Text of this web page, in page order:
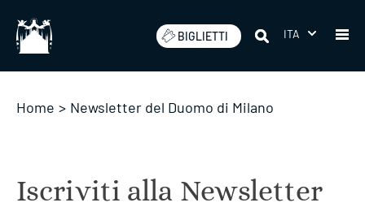
BIGLIETTI ITA
Home > Newsletter del Duomo di Milano
Iscriviti alla Newsletter